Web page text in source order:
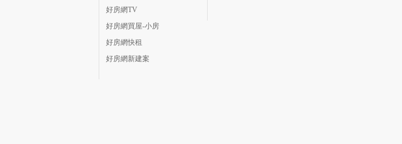
好房網TV
好房網買屋-小房
好房網快租
好房網新建案